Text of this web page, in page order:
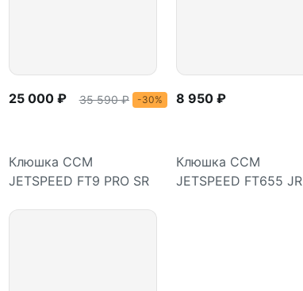
25 000 ₽ 35 590 ₽ -30%
Клюшка CCM
JETSPEED FT9 PRO SR
8 950 ₽
Клюшка CCM
JETSPEED FT655 JR